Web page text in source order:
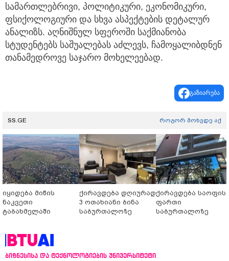
სამართლებრივი, პოლიტიკური, ეკონომიკური,
ფსიქოლოგიური და სხვა ასპექტების დეტალურ
ანალიზს. აღნიშნულ სფეროში საქმიანობა
სტუდენტებს საშუალებას აძლევს, ჩამოყალიბდნენ
თანამედროვე საჯარო მოხელეებად.
გაზიარება
SS.GE როგორ მოხვდე აქ
იყიდება მიწის
ნაკვეთი
ტაბახმელაში
ქირავდება დღიურად
3 ოთახიანი ბინა
საბურთალოზე
ქირავდება
ფართი
საბურთალოზე
ბიზნესისა და ტექნოლოგიების უნივერსიტეტი